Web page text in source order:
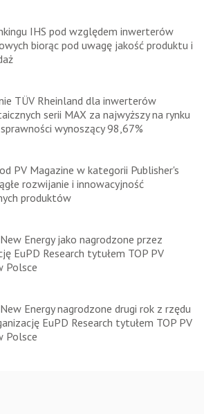
IHS pod względem inwerterów
biorąc pod uwagę jakość produktu i
TÜV Rheinland dla inwerterów
serii MAX za najwyższy na rynku
wynoszący 98,67%
PV Magazine w kategorii Publisher's
rozwijanie i innowacyjność
produktów
Energy jako nagrodzone przez
EuPD Research tytułem TOP PV
Polsce
Energy nagrodzone drugi rok z rzędu
EuPD Research tytułem TOP PV
Polsce